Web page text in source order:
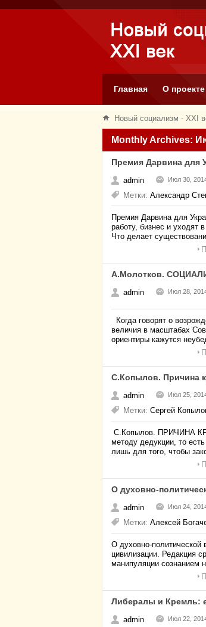
Главная О проекте
Новый социализм - XXI
Monthly Archives:
Премия Дарвина для
admin Июл 30,
Метки: Александр
Премия Дарвина для
работу, бизнес и уходят
Что делает
А.Молотков.
admin Июл 28,
Когда говорят о
величия в масштабах
ориентиры кажутся
С.Копылов. Причина
admin Июл 25,
Метки: Сергей
С.Копылов. ПРИЧИНА
методу дедукции, то
лишь для того, чтобы
О духовно-
admin Июл 24,
Метки: Алексей
О духовно-политической
цивилизации. Редакция
манипуляции сознанием
Либералы и Кремль:
admin Июл 22,